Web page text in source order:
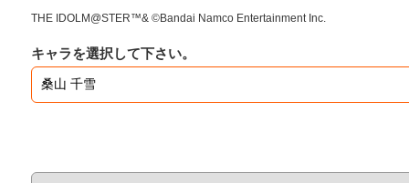
THE IDOLM@STER™& ©Bandai Namco Entertainment Inc.
キャラを選択して下さい。